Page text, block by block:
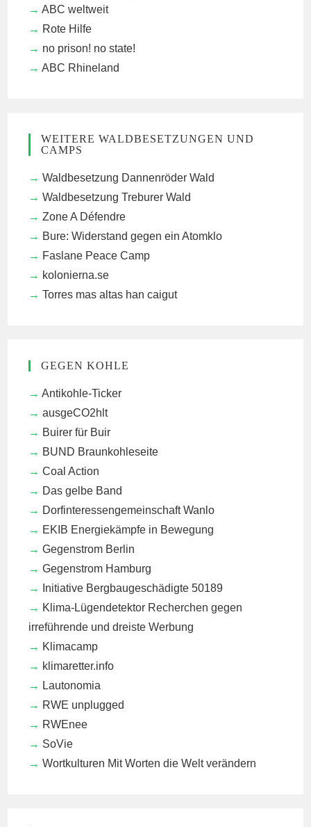
ABC weltweit
Rote Hilfe
no prison! no state!
ABC Rhineland
WEITERE WALDBESETZUNGEN UND
CAMPS
Waldbesetzung Dannenröder Wald
Waldbesetzung Treburer Wald
Zone A Défendre
Bure: Widerstand gegen ein Atomklo
Faslane Peace Camp
kolonierna.se
Torres mas altas han caigut
GEGEN KOHLE
Antikohle-Ticker
ausgeCO2hlt
Buirer für Buir
BUND Braunkohleseite
Coal Action
Das gelbe Band
Dorfinteressengemeinschaft Wanlo
EKIB Energiekämpfe in Bewegung
Gegenstrom Berlin
Gegenstrom Hamburg
Initiative Bergbaugeschädigte 50189
Klima-Lügendetektor Recherchen gegen
irreführende und dreiste Werbung
Klimacamp
klimaretter.info
Lautonomia
RWE unplugged
RWEnee
SoVie
Wortkulturen Mit Worten die Welt verändern